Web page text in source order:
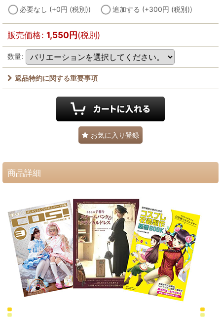
必要なし (+0円 (税別)) 追加する (+300円 (税別))
販売価格: 1,550円(税別)
数量:
返品特約に関する重要事項
お気に入り登録
商品詳細